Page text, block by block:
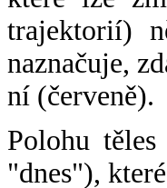
trajektorií)
naznačuje,
ní (červeně).
Polohu
"dnes"),